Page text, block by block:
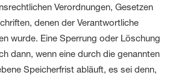
Verordnungen, Gesetzen
denen der Verantwortliche
wurde. Eine Sperrung oder Löschung
dann, wenn eine durch die genannten
Speicherfrist abläuft, es sei denn,